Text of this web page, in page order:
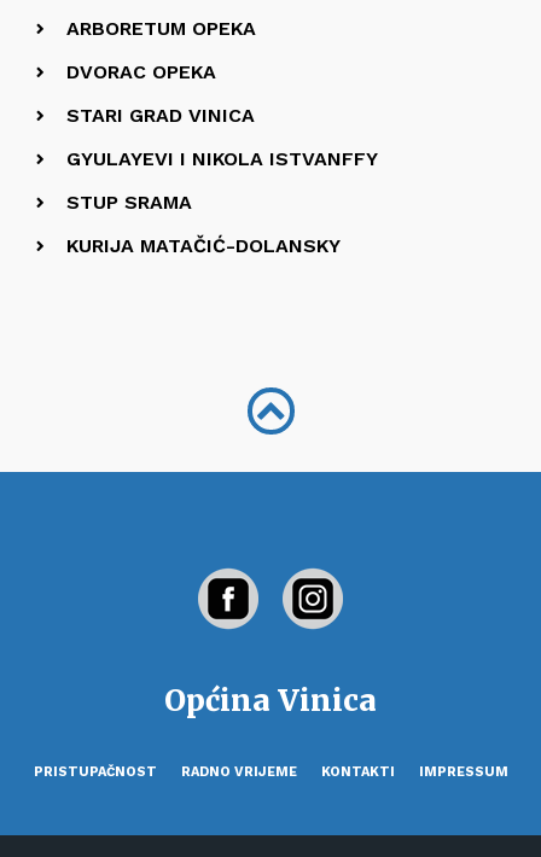
ARBORETUM OPEKA
DVORAC OPEKA
STARI GRAD VINICA
GYULAYEVI I NIKOLA ISTVANFFY
STUP SRAMA
KURIJA MATAČIĆ-DOLANSKY
Općina Vinica
PRISTUPAČNOST RADNO VRIJEME KONTAKTI IMPRESSUM